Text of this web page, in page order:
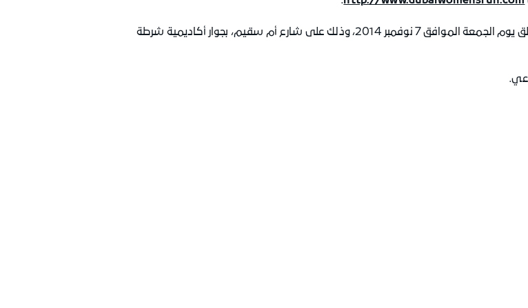
وتجدر الإشارة إلى أن فعاليات سباق دبي القابضة للسيدات ستنطلق يوم الجمعة الموافق 7 نوفمبر 2014، وذلك على شارع أم سقيم، بجوار أكاديمية شرطة